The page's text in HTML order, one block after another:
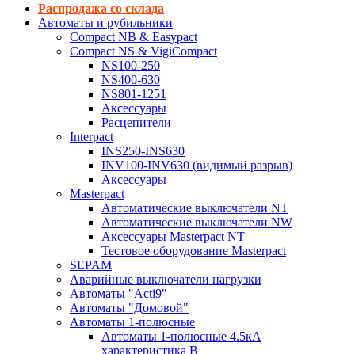
Распродажа со склада
Автоматы и рубильники
Compact NB & Easypact
Compact NS & VigiCompact
NS100-250
NS400-630
NS801-1251
Аксессуары
Расцепители
Interpact
INS250-INS630
INV100-INV630 (видимый разрыв)
Аксессуары
Masterpact
Автоматические выключатели NT
Автоматические выключатели NW
Аксессуары Masterpact NT
Тестовое оборудование Masterpact
SEPAM
Аварийные выключатели нагрузки
Автоматы "Acti9"
Автоматы "Домовой"
Автоматы 1-полюсные
Автоматы 1-полюсные 4.5кА
характеристика В